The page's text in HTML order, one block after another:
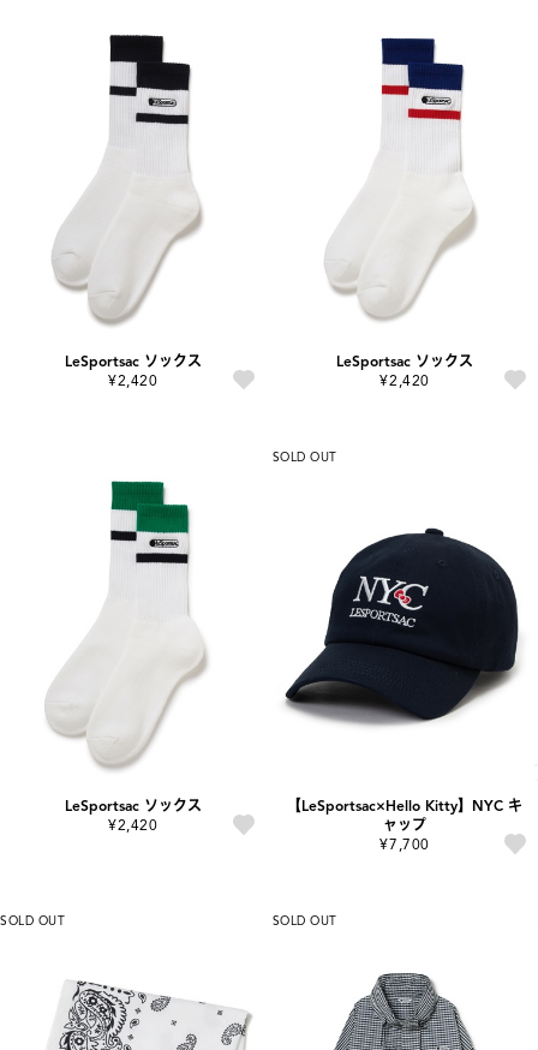
LeSportsac ソックス
¥2,420
LeSportsac ソックス
¥2,420
LeSportsac ソックス
¥2,420
SOLD OUT
【LeSportsac×Hello Kitty】NYC キ
ャップ
¥7,700
SOLD OUT SOLD OUT